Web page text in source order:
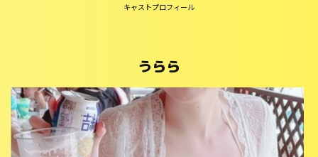
キャストプロフィール
うらら